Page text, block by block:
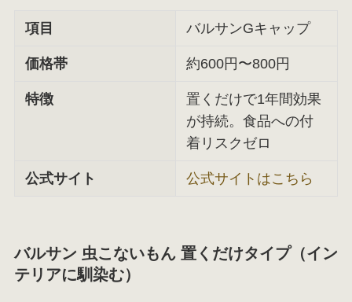
項目 バルサンGキャップ
価格帯 約600円〜800円
特徴
置くだけで1年間効果
が持続。食品への付
着リスクゼロ
公式サイト 公式サイトはこちら
バルサン 虫こないもん 置くだけタイプ（イン
テリアに馴染む）